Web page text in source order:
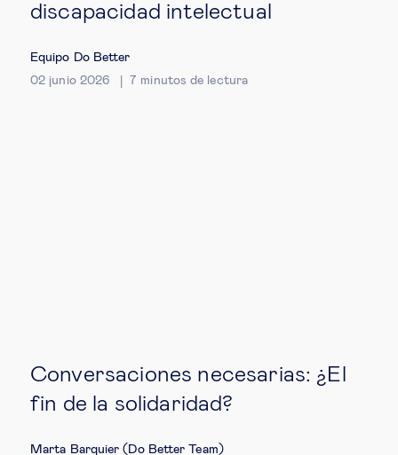
discapacidad intelectual
Equipo Do Better
02 junio 2026
7 minutos de lectura
Conversaciones necesarias: ¿El
fin de la solidaridad?
Marta Barquier (Do Better Team)